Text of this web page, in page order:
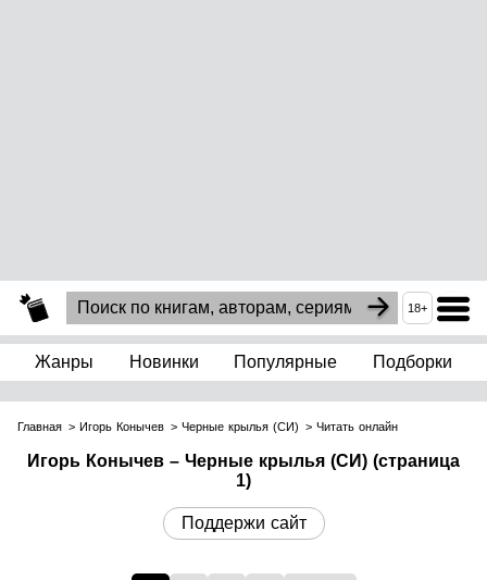
18+
Жанры Новинки Популярные Подборки
Главная Игорь Конычев Черные крылья (СИ) Читать онлайн
Игорь Конычев – Черные крылья (СИ) (страница
1)
Поддержи сайт